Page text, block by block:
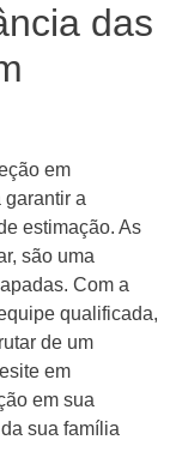
das
em
garantir a
estimação. As
são uma
Com a
qualificada,
de um
em
em sua
sua família